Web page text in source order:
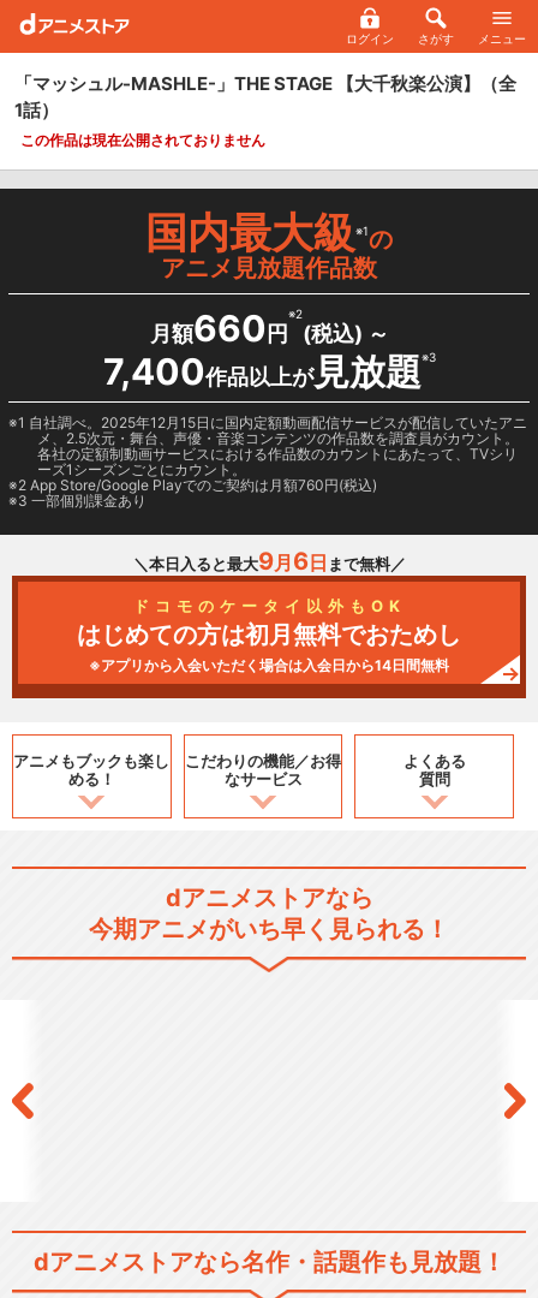
ログイン さがす メニュー
「マッシュル-MASHLE-」THE STAGE 【大千秋楽公演】
（全
1話）
この作品は現在公開されておりません
国内最大級※1の
アニメ見放題作品数
月額660 円
※2
(税込) ～
7,400作品以上が見放題※3
1 自社調べ。2025年12月15日に国内定額動画配信サービスが配信していたアニ
メ、2.5次元・舞台、声優・音楽コンテンツの作品数を調査員がカウント。
各社の定額制動画サービスにおける作品数のカウントにあたって、TVシリ
ーズ1シーズンごとにカウント。
2 App Store/Google Playでのご契約は月額760円(税込)
3 一部個別課金あり
＼本日入ると最大9月 6日 まで無料／
ドコモのケータイ以外もOK
はじめての方は初月無料でおためし
※アプリから入会いただく場合は入会日から14日間無料
アニメもブックも楽し
める！
こだわりの機能／お得
なサービス
よくある
質問
dアニメストアなら
今期アニメがいち早く見られる！
dアニメストアなら名作・話題作も見放題！